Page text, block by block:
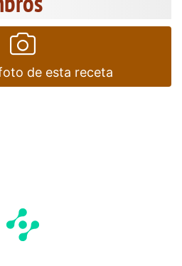
de esta receta